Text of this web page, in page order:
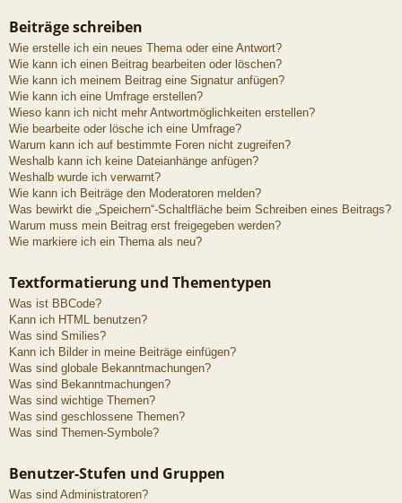
Beiträge schreiben
Wie erstelle ich ein neues Thema oder eine Antwort?
Wie kann ich einen Beitrag bearbeiten oder löschen?
Wie kann ich meinem Beitrag eine Signatur anfügen?
Wie kann ich eine Umfrage erstellen?
Wieso kann ich nicht mehr Antwortmöglichkeiten erstellen?
Wie bearbeite oder lösche ich eine Umfrage?
Warum kann ich auf bestimmte Foren nicht zugreifen?
Weshalb kann ich keine Dateianhänge anfügen?
Weshalb wurde ich verwarnt?
Wie kann ich Beiträge den Moderatoren melden?
Was bewirkt die „Speichern“-Schaltfläche beim Schreiben eines Beitrags?
Warum muss mein Beitrag erst freigegeben werden?
Wie markiere ich ein Thema als neu?
Textformatierung und Thementypen
Was ist BBCode?
Kann ich HTML benutzen?
Was sind Smilies?
Kann ich Bilder in meine Beiträge einfügen?
Was sind globale Bekanntmachungen?
Was sind Bekanntmachungen?
Was sind wichtige Themen?
Was sind geschlossene Themen?
Was sind Themen-Symbole?
Benutzer-Stufen und Gruppen
Was sind Administratoren?